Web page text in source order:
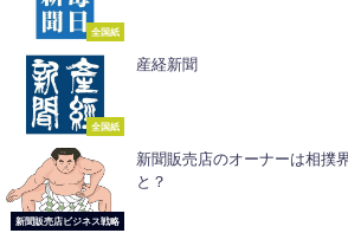
全国紙
全国紙
産経新聞
新聞販売店ビジネス戦略
新聞販売店のオーナーは相撲
と？